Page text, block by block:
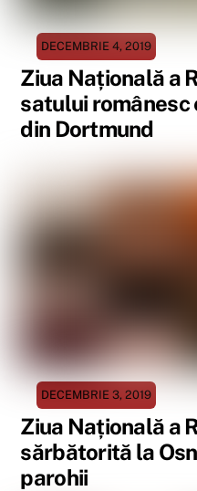
DECEMBRIE 4, 2019
Ziua Națională a
satului românesc
din Dortmund
DECEMBRIE 3, 2019
Ziua Națională a
sărbătorită la
parohii